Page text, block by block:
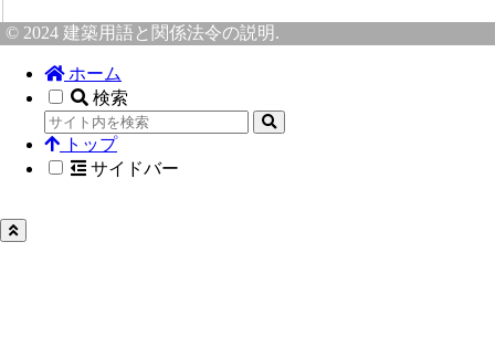
© 2024 建築用語と関係法令の説明.
ホーム
検索
トップ
サイドバー